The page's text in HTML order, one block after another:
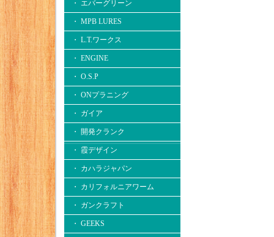
・ エバーグリーン
・ MPB LURES
・ L.T.ワークス
・ ENGINE
・ O.S.P
・ ONプラニング
・ ガイア
・ 開発クランク
・ 霞デザイン
・ カハラジャパン
・ カリフォルニアワーム
・ ガンクラフト
・ GEEKS